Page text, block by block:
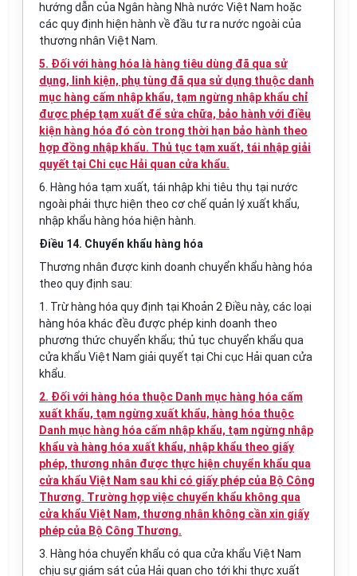
hướng dẫn của Ngân hàng Nhà nước Việt Nam hoặc
các quy định hiện hành về đầu tư ra nước ngoài của
thương nhân Việt Nam.
5. Đối với hàng hóa là hàng tiêu dùng đã qua sử
dụng, linh kiện, phụ tùng đã qua sử dụng thuộc danh
mục hàng cấm nhập khẩu, tạm ngừng nhập khẩu chỉ
được phép tạm xuất để sửa chữa, bảo hành với điều
kiện hàng hóa đó còn trong thời hạn bảo hành theo
hợp đồng nhập khẩu. Thủ tục tạm xuất, tái nhập giải
quyết tại Chi cục Hải quan cửa khẩu.
6. Hàng hóa tạm xuất, tái nhập khi tiêu thụ tại nước
ngoài phải thực hiện theo cơ chế quản lý xuất khẩu,
nhập khẩu hàng hóa hiện hành.
Điều 14. Chuyển khẩu hàng hóa
Thương nhân được kinh doanh chuyển khẩu hàng hóa
theo quy định sau:
1. Trừ hàng hóa quy định tại Khoản 2 Điều này, các loại
hàng hóa khác đều được phép kinh doanh theo
phương thức chuyển khẩu; thủ tục chuyển khẩu qua
cửa khẩu Việt Nam giải quyết tại Chi cục Hải quan cửa
khẩu.
2. Đối với hàng hóa thuộc Danh mục hàng hóa cấm
xuất khẩu, tạm ngừng xuất khẩu, hàng hóa thuộc
Danh mục hàng hóa cấm nhập khẩu, tạm ngừng nhập
khẩu và hàng hóa xuất khẩu, nhập khẩu theo giấy
phép, thương nhân được thực hiện chuyển khẩu qua
cửa khẩu Việt Nam sau khi có giấy phép của Bộ Công
Thương. Trường hợp việc chuyển khẩu không qua
cửa khẩu Việt Nam, thương nhân không cần xin giấy
phép của Bộ Công Thương.
3. Hàng hóa chuyển khẩu có qua cửa khẩu Việt Nam
chịu sự giám sát của Hải quan cho tới khi thực xuất